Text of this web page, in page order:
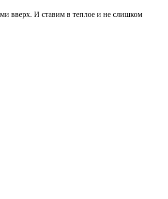
вверх. И ставим в теплое и не слишком